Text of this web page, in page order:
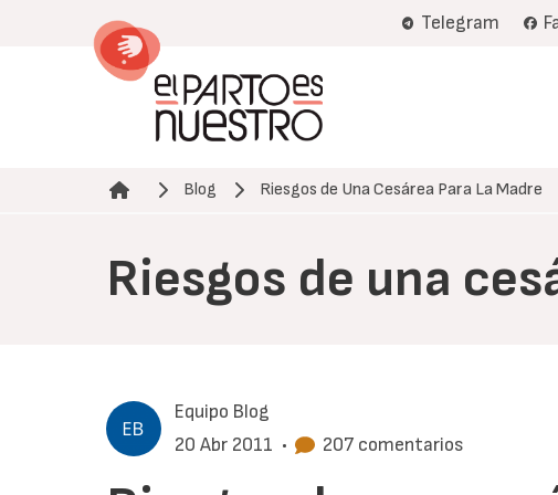
Telegram
Ruta de navegación
Blog Riesgos de Una Cesárea Para La Madre
Riesgos de una
Equipo Blog
20 Abr 2011 • 207 comentarios